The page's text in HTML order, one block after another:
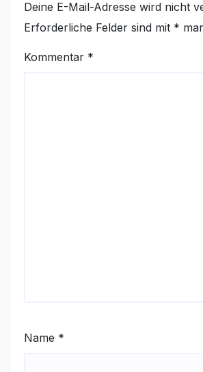
Deine E-Mail-Adresse wird nicht
Erforderliche Felder sind mit *
Kommentar *
Name *